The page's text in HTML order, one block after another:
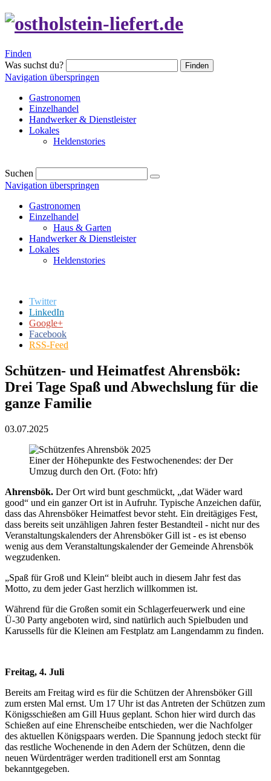
Finden
Was suchst du?
Finden
Navigation überspringen
Gastronomen
Einzelhandel
Handwerker & Dienstleister
Lokales
Heldenstories
Suchen
Navigation überspringen
Gastronomen
Einzelhandel
Haus & Garten
Handwerker & Dienstleister
Lokales
Heldenstories
Twitter
LinkedIn
Google+
Facebook
RSS-Feed
Schützen- und Heimatfest Ahrensbök:
Drei Tage Spaß und Abwechslung für die
ganze Familie
03.07.2025
Einer der Höhepunkte des Festwochenendes: der Der
Umzug durch den Ort. (Foto: hfr)
Ahrensbök. Der Ort wird bunt geschmückt, „dat Wäder ward
good“ und ein ganzer Ort ist in Aufruhr. Typische Anzeichen dafür,
dass das Ahrensböker Heimatfest bevor steht. Ein dreitägiges Fest,
dass bereits seit unzähligen Jahren fester Bestandteil - nicht nur des
Veranstaltungskalenders der Ahrensböker Gill ist - es ist ebenso
wenig aus dem Veranstaltungskalender der Gemeinde Ahrensbök
wegzudenken.
„Spaß für Groß und Klein“ bleibt auch in diesem Jahr fest das
Motto, zu dem jeder Gast herzlich willkommen ist.
Während für die Großen somit ein Schlagerfeuerwerk und eine
Ü-30 Party angeboten wird, sind natürlich auch Spielbuden und
Karussells für die Kleinen am Festplatz am Langendamm zu finden.
Freitag, 4. Juli
Bereits am Freitag wird es für die Schützen der Ahrensböker Gill
zum ersten Mal ernst. Um 17 Uhr ist das Antreten der Schützen zum
Königsschießen am Gill Huus geplant. Schon hier wird durch das
Schießen auf eine Ehrenscheibe entschieden, wer die Nachfolger
des aktuellen Königspaars werden. Die Spannung jedoch steckt für
das restliche Wochenende in den Adern der Schützen, denn die
neuen Würdenträger werden traditionell erst am Sonntag
bekanntgegeben.